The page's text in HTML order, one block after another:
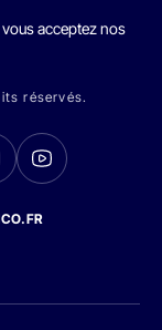
acceptez nos
réservés.